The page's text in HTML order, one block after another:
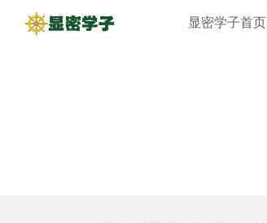
显密学子首页